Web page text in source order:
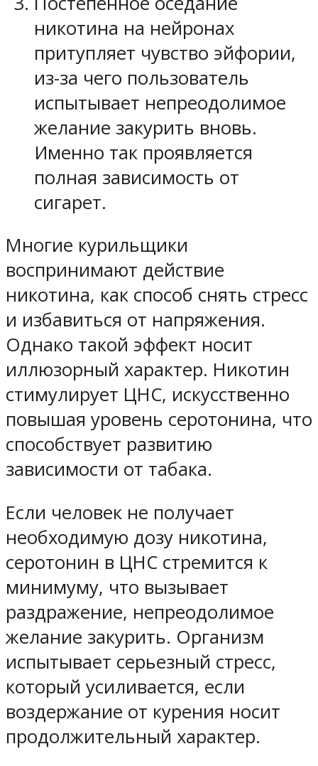
никотина на нейронах
притупляет чувство эйфории,
из-за чего пользователь
испытывает непреодолимое
желание закурить вновь.
Именно так проявляется
полная зависимость от
сигарет.
Многие курильщики
воспринимают действие
никотина, как способ снять стресс
и избавиться от напряжения.
Однако такой эффект носит
иллюзорный характер. Никотин
стимулирует ЦНС, искусственно
повышая уровень серотонина, что
способствует развитию
зависимости от табака.
Если человек не получает
необходимую дозу никотина,
серотонин в ЦНС стремится к
минимуму, что вызывает
раздражение, непреодолимое
желание закурить. Организм
испытывает серьезный стресс,
который усиливается, если
воздержание от курения носит
продолжительный характер.